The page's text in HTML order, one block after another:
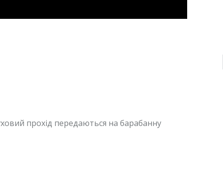
прохід передаються на барабанну